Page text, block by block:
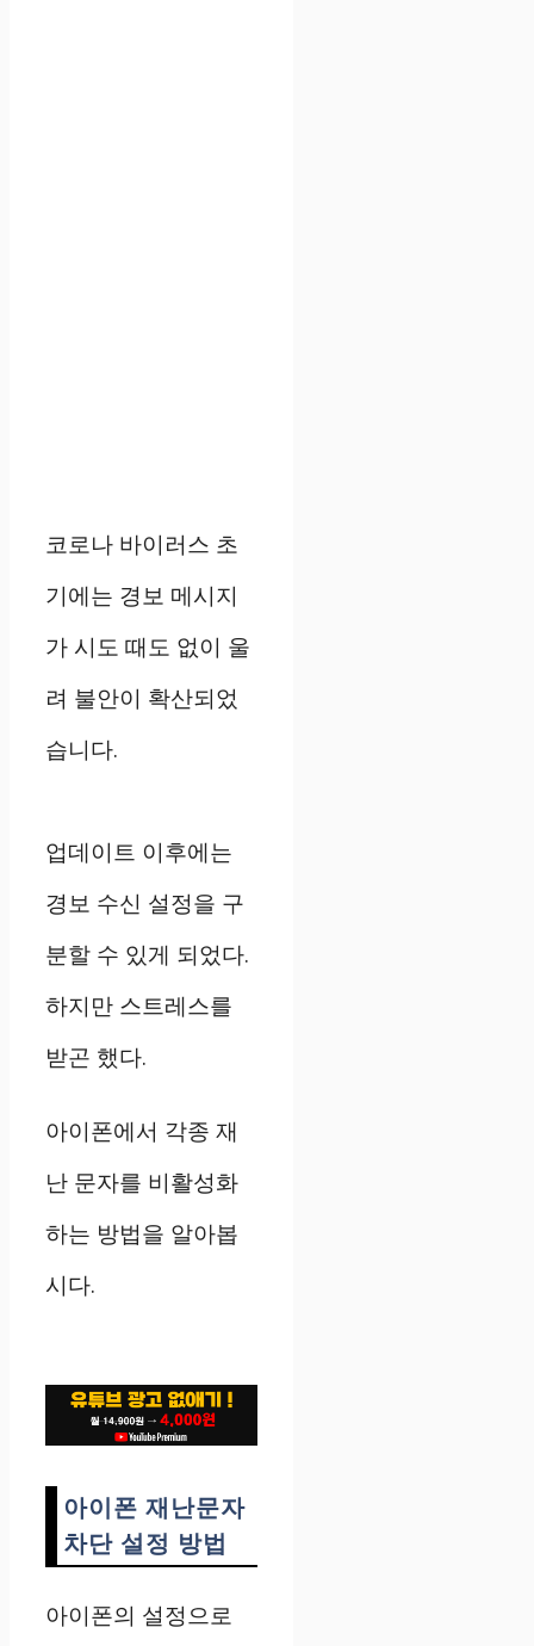
코로나 바이러스 초
기에는 경보 메시지
가 시도 때도 없이 울
려 불안이 확산되었
습니다.
업데이트 이후에는
경보 수신 설정을 구
분할 수 있게 되었다.
하지만 스트레스를
받곤 했다.
아이폰에서 각종 재
난 문자를 비활성화
하는 방법을 알아봅
시다.
아이폰 재난문자
차단 설정 방법
아이폰의 설정으로